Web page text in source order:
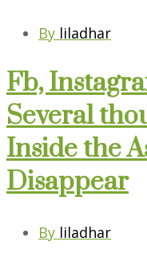
By liladhar
Fb,
Several
Inside the
Disappear
By liladhar